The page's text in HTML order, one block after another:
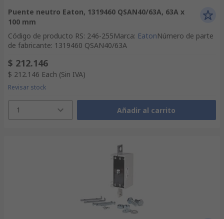
Puente neutro Eaton, 1319460 QSAN40/63A, 63A x
100 mm
Código de producto RS: 246-255Marca: EatonNúmero de parte
de fabricante: 1319460 QSAN40/63A
$ 212.146
$ 212.146 Each (Sin IVA)
Revisar stock
1 Añadir al carrito